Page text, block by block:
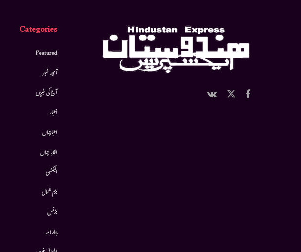
Categories
Featured
آئینہ شہر
آج کی خبریں
أخبار
اخبارجہاں
افکارِ جہاں
الیکشن
بزم شمال
بزنس
بہار نامہ